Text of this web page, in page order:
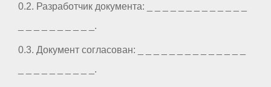
0.2. Разработчик документа: _ _ _ _ _ _ _ _ _ _ _ _ _
_ _ _ _ _ _ _ _ _ _.
0.3. Документ согласован: _ _ _ _ _ _ _ _ _ _ _ _ _ _
_ _ _ _ _ _ _ _ _ _.